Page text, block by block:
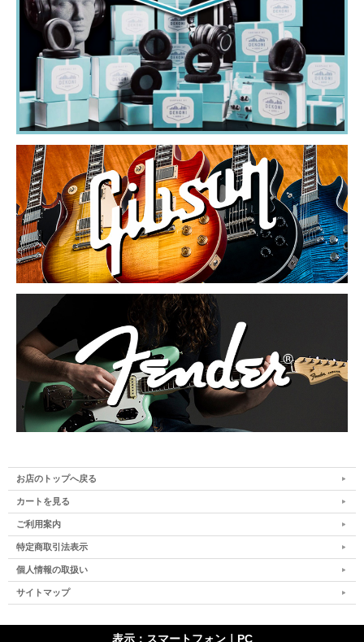
お店のトップへ戻る
カートを見る
ご利用案内
特定商取引法表示
個人情報の取扱い
サイトマップ
表示：スマートフォン｜ PC